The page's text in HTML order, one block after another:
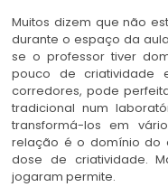
Muitos dizem que não
durante o espaço da
se o professor tiver
pouco de criatividade
corredores, pode
tradicional num
transformá-los em
relação é o domínio do
dose de criatividade.
jogaram permite.